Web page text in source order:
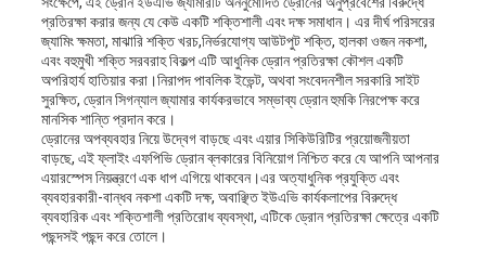
প্রতিরক্ষা করার জন্য যে কেউ একটি শক্তিশালী এবং দক্ষ সমাধান। এর দীর্ঘ পরিসরের
জ্যামিং ক্ষমতা, মাঝারি শক্তি খরচ,নির্ভরযোগ্য আউটপুট শক্তি, হালকা ওজন নকশা,
এবং বহুমুখী শক্তি সরবরাহ বিকল্প এটি আধুনিক ড্রোন প্রতিরক্ষা কৌশল একটি
অপরিহার্য হাতিয়ার করা।নিরাপদ পাবলিক ইভেন্ট, অথবা সংবেদনশীল সরকারি সাইট
সুরক্ষিত, ড্রোন সিগন্যাল জ্যামার কার্যকরভাবে সম্ভাব্য ড্রোন হুমকি নিরপেক্ষ করে
মানসিক শান্তি প্রদান করে।
ড্রোনের অপব্যবহার নিয়ে উদ্বেগ বাড়ছে এবং এয়ার সিকিউরিটির প্রয়োজনীয়তা
বাড়ছে, এই ফ্লাইং এফপিভি ড্রোন ব্লকারের বিনিয়োগ নিশ্চিত করে যে আপনি আপনার
এয়ারস্পেস নিয়ন্ত্রণে এক ধাপ এগিয়ে থাকবেন।এর অত্যাধুনিক প্রযুক্তি এবং
ব্যবহারকারী-বান্ধব নকশা একটি দক্ষ, অবাঞ্ছিত ইউএভি কার্যকলাপের বিরুদ্ধে
ব্যবহারিক এবং শক্তিশালী প্রতিরোধ ব্যবস্থা, এটিকে ড্রোন প্রতিরক্ষা ক্ষেত্রে একটি
পছন্দসই পছন্দ করে তোলে।